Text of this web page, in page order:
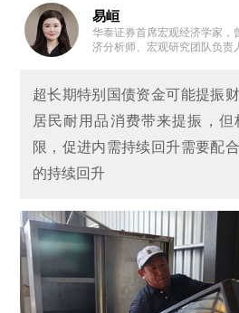
易峘
华泰证券首席宏观经济学家
济分析师、宏观研究团队负责
超长期特别国债资金可能提振
居民耐用品消费带来提振，
限，促进内需持续回升需要配
的持续回升